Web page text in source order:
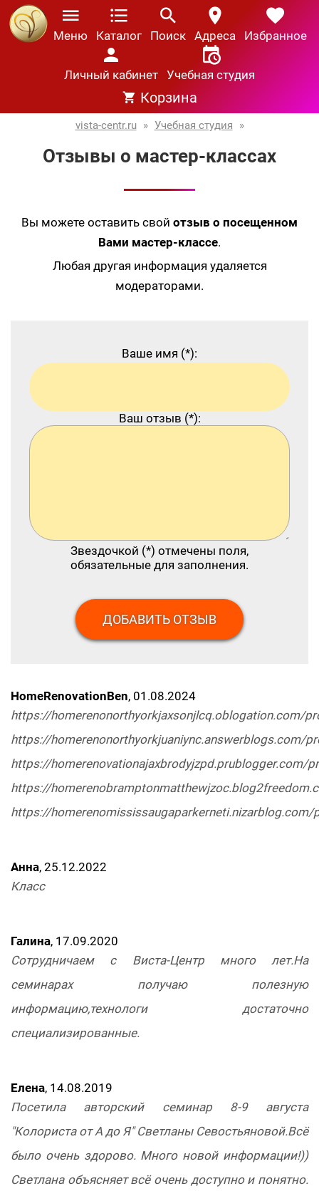
Меню Каталог Поиск Адреса Избранное
Личный кабинет Учебная студия
Корзина
vista-centr.ru » Учебная студия »
Отзывы о мастер-классах
Вы можете оставить свой отзыв о посещенном
Вами мастер-классе.
Любая другая информация удаляется
модераторами.
Ваше имя (*):
Ваш отзыв (*):
Звездочкой (*) отмечены поля,
обязательные для заполнения.
HomeRenovationBen, 01.08.2024
https://homerenonorthyorkjaxsonjlcq.oblogation.com/
https://homerenonorthyorkjuaniync.answerblogs.com/
https://homerenovationajaxbrodyjzpd.prublogger.com/
https://
https://homerenomississaugaparkerneti.nizarblog.com/
Анна, 25.12.2022
Класс
Галина, 17.09.2020
Сотрудничаем с Виста-Центр много лет.На
семинарах получаю полезную
информацию,технологи достаточно
специализированные.
Елена, 14.08.2019
Посетила авторский семинар 8-9 августа
"Колориста от А до Я" Светланы Севостьяновой.Всё
было очень здорово. Много новой информации!))
Светлана объясняет всё очень доступно и понятно.